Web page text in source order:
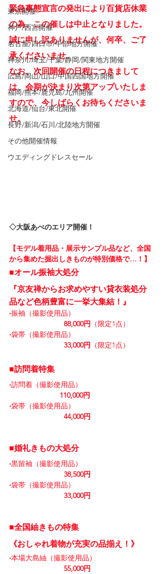
東京開催
神戸/西宮開催
名古屋/四日市/中部地方開催
神奈川/埼玉/千葉/静岡/関東地方開催
広島/岡山/山口/中国四国地方開催
福岡/熊本/鹿児島/九州開催
北海道/仙台/東北開催
長野/新潟/石川/北陸地方開催
その他開催情報
ウエディングドレスセール
緊急事態宣言の発出により百貨店休業
の為、この催しは中止となりました。
誠に申し訳ありませんが、何卒、ご了
承くださいませ。
なお、次回開催の日程につきまして
は、会期が決まり次第アップいたしま
すので、今しばらくお待ちくださいま
せ。
◇大阪あべのエリア開催！
【モデル着用品・展示サンプル品など、全国
から集めた掘出しきものが特別価格で…！】
■オール振袖大処分
『京友禅からお求めやすい貸衣装処分
品など色柄豊富に一挙大集結！』
‧振袖（撮影使用品）
88,000円 （限定1点）
‧袋帯（撮影使用品）
33,000円 （限定1点）
■訪問着特集
‧訪問着（撮影使用品）
                         110,000円
‧袋帯（撮影使用品）
44,000円
■婚礼きもの大処分
‧黒留袖（撮影使用品）
38,500円
‧袋帯（撮影使用品）
33,000円
■全国紬きもの特集
《おしゃれ着物が充実の品揃え！》
‧本場大島紬（撮影使用品）
55,000円